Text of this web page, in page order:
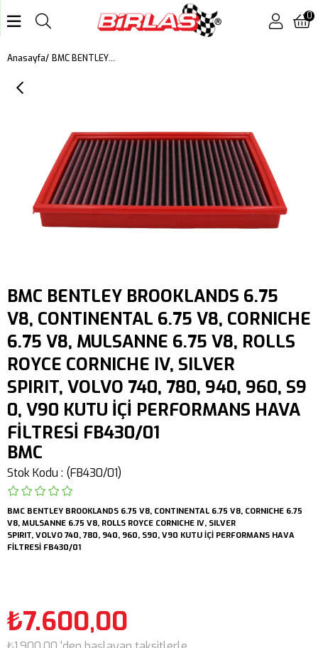
0
Anasayfa BMC BENTLEY BROOKLANDS 6.75 V8, CONTINENTAL 6.75 V8, CORNICHE 6.75 V8, MULSANNE 6.75 V8, ROLLS ROYCE CORNICHE IV, SILVER SPIRIT, VOLVO 740, 780, 940, 960, S90, V90 KUTU İÇİ PERFORMANS HAVA FİLTRESİ FB430/01
BMC BENTLEY BROOKLANDS 6.75
V8, CONTINENTAL 6.75 V8, CORNICHE
6.75 V8, MULSANNE 6.75 V8, ROLLS
ROYCE CORNICHE IV, SILVER
SPIRIT, VOLVO 740, 780, 940, 960, S9
0, V90 KUTU İÇİ PERFORMANS HAVA
FİLTRESİ FB430/01
BMC
Stok Kodu (FB430/01)
BMC BENTLEY BROOKLANDS 6.75 V8, CONTINENTAL 6.75 V8, CORNICHE 6.75
V8, MULSANNE 6.75 V8, ROLLS ROYCE CORNICHE IV, SILVER
SPIRIT, VOLVO 740, 780, 940, 960, S90, V90 KUTU İÇİ PERFORMANS HAVA
FİLTRESİ FB430/01
₺7.600,00